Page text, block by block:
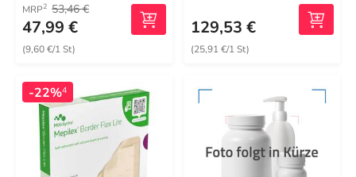
MRP2 53,46 €
47,99 €
(9,60 €/1 St)
129,53 €
(25,91 €/1 St)
-22%4